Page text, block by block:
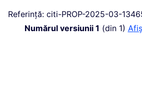
Referință: citi-PROP-2025-03-
Numărul versiunii 1 (din 1)